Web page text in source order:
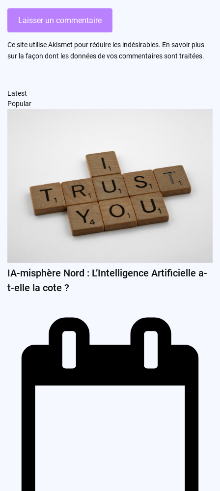
Ce site utilise Akismet pour réduire les indésirables. En savoir plus
sur la façon dont les données de vos commentaires sont traitées.
Latest
Popular
IA-misphère Nord : L’Intelligence Artificielle a-
t-elle la cote ?